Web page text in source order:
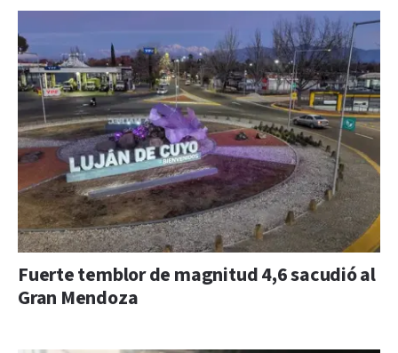
Fuerte temblor de magnitud 4,6 sacudió al
Gran Mendoza